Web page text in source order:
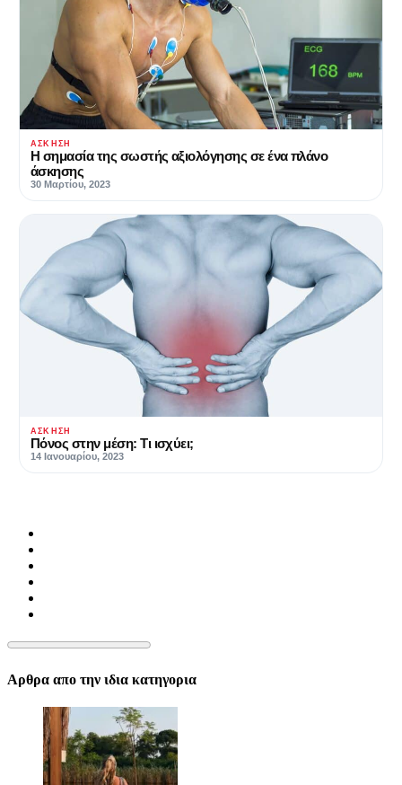
ΆΣΚΗΣΗ
Η σημασία της σωστής αξιολόγησης σε ένα πλάνο
άσκησης
30 Μαρτίου, 2023
ΆΣΚΗΣΗ
Πόνος στην μέση: Τι ισχύει;
14 Ιανουαρίου, 2023
Αρθρα απο την ιδια κατηγορια